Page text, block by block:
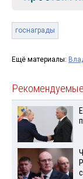
госнаграды
Ещё материалы: